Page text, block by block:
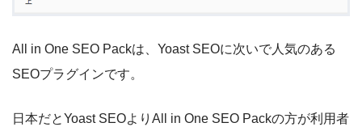
All in One SEO Packは、Yoast SEOに次いで人気のある
SEOプラグインです。
日本だとYoast SEOよりAll in One SEO Packの方が利用者